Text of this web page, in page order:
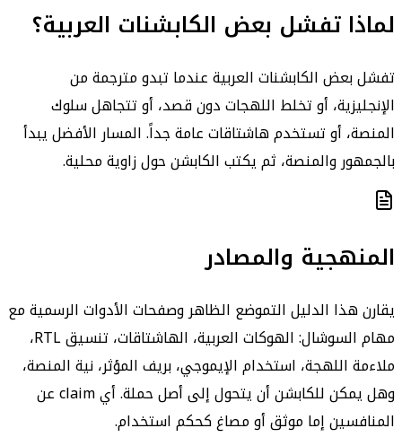
لماذا تفشل بعض الكابشنات العربية؟
تفشل بعض الكابشنات العربية عندما تبدو مترجمة من
الإنجليزية، أو تخلط اللهجات دون قصد، أو تتجاهل سلوك
المنصة، أو تستخدم هاشتاقات عامة جداً. المسار الأفضل يبدأ
بالجمهور والمنصة، ثم يكتب الكابشن حول زاوية محلية.
المنهجية والمصادر
يقارن هذا الدليل التموضع الظاهر وصفحات الأدوات الرسمية مع
مهام السوشال: الهوكات العربية، الهاشتاقات، تنسيق RTL،
ملاءمة اللهجة، استخدام الإيموجي، بريف المؤثر، نية المنصة،
وهل يمكن للكابشن أن يتحول إلى أصل حملة. أي claim عن
المنافسين إما موثق أو مصاغ كحكم استخدام.